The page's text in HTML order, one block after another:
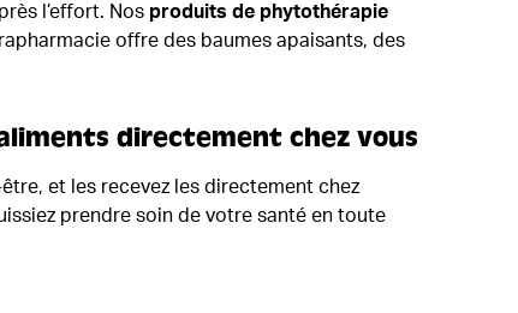
l’effort. Nos produits de phytothérapie
offre des baumes apaisants, des
directement chez vous
et les recevez les directement chez
prendre soin de votre santé en toute